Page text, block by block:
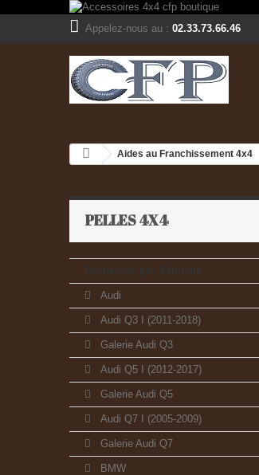
Appelez-nous au : 02.33.73.66.46
Aides au Franchissement 4x4
PELLES 4X4
Recherche par Véhicule
Audi
Audi Q3 I (2011-2018)
Galerie Audi Q3
Audi Q5 I (2012-2017)
Galerie Audi Q5
Audi Q7 I (2005-2009)
Galerie Audi Q7
BMW